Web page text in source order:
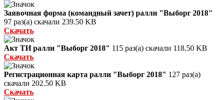
Заявочная форма (командный зачет) ралли "Выборг 2018"
97 раз(а) скачали 239.50 KB
Скачать
Акт ТИ ралли "Выборг 2018" 115 раз(а) скачали 118.50 KB
Скачать
Регистрационная карта ралли "Выборг 2018" 127 раз(а)
скачали 202.50 KB
Скачать